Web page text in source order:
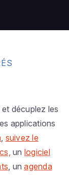
décuplez les
applications
, suivez le
un logiciel
, unagenda